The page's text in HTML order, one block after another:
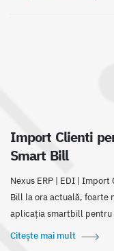
Import Clienti
Smart Bill
Nexus ERP | EDI |
Bill la ora actuală, foarte
aplicația smartbill pentru
Citește mai mult